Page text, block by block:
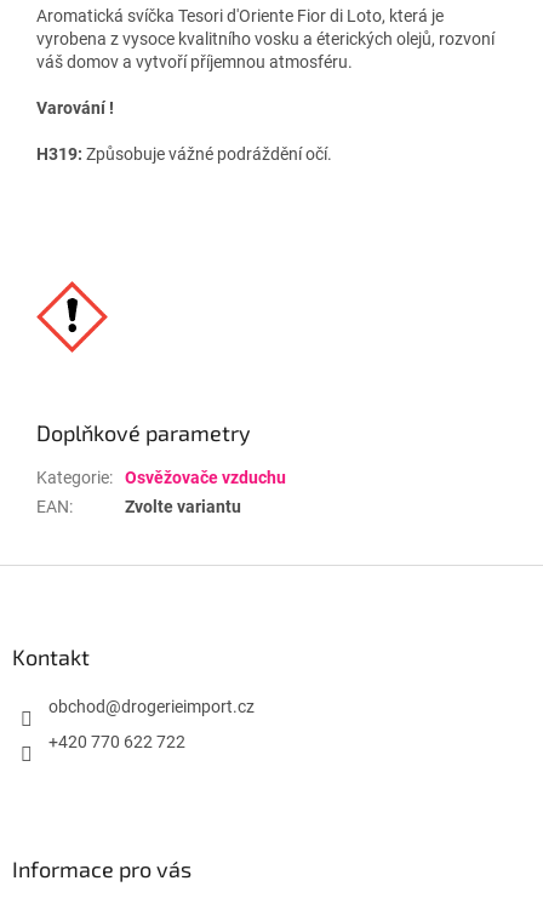
Aromatická svíčka Tesori d'Oriente Fior di Loto, která je
vyrobena z vysoce kvalitního vosku a éterických olejů, rozvoní
váš domov a vytvoří příjemnou atmosféru.
Varování !
H319: Způsobuje vážné podráždění očí.
Doplňkové parametry
Kategorie:
Osvěžovače vzduchu
EAN: Zvolte variantu
Kontakt
obchod@drogerieimport.cz
+420 770 622 722
Informace pro vás